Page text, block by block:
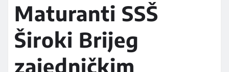
Maturanti SSŠ
Široki Brijeg
zajedničkim